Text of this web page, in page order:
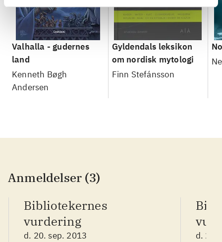
Valhalla - gudernes
land
Kenneth Bøgh
Andersen
Gyldendals leksikon
om nordisk mytologi
Finn Stefánsson
Anmeldelser (3)
Bibliotekernes
vurdering
d. 20. sep. 2013 d. 20.